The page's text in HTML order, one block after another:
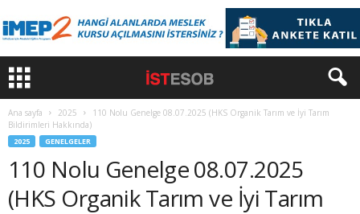
Ana sayfa 2025
110 Nolu Genelge 08.07.2025 (HKS Organik Tarım ve İyi Tarım
Bildirimleri Hakkında)
2025 GENELGELER
110 Nolu Genelge 08.07.2025
(HKS Organik Tarım ve İyi Tarım